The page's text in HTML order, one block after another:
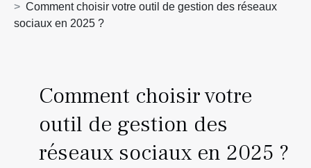
Comment choisir votre outil de gestion des réseaux
sociaux en 2025 ?
Comment choisir votre
outil de gestion des
réseaux sociaux en 2025 ?